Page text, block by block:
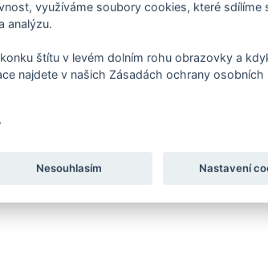
vhodné jako zakrývací plachty, autoplachty,
k hlavním přednostem materiálu. Po celém
využíváme soubory cookies, které sdílíme
analýzu.
štítu v levém dolním rohu obrazovky a
najdete v našich Zásadách ochrany osobních
Nesouhlasím Nastavení